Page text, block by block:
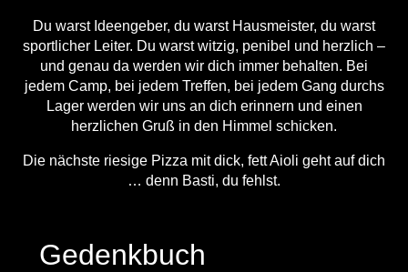
Du warst Ideengeber, du warst Hausmeister, du warst
sportlicher Leiter. Du warst witzig, penibel und herzlich –
und genau da werden wir dich immer behalten. Bei
jedem Camp, bei jedem Treffen, bei jedem Gang durchs
Lager werden wir uns an dich erinnern und einen
herzlichen Gruß in den Himmel schicken.
Die nächste riesige Pizza mit dick, fett Aioli geht auf dich
… denn Basti, du fehlst.
Gedenkbuch